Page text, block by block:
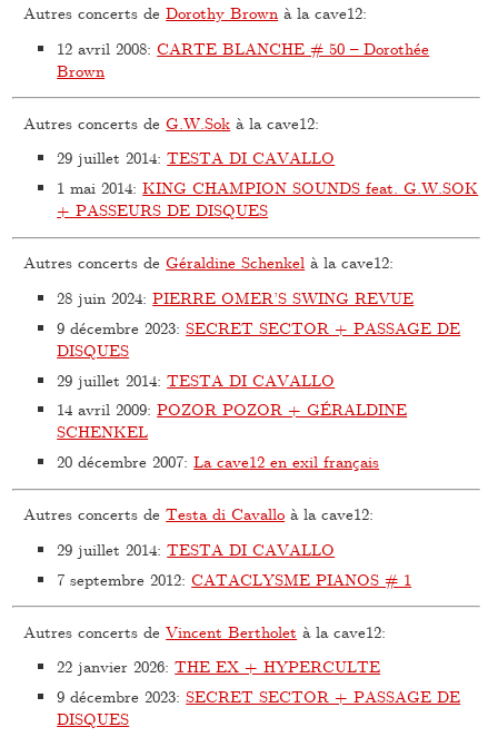
Autres concerts deDorothy Brown à la cave12:
12 avril 2008:CARTE BLANCHE # 50 – Dorothée
Brown
Autres concerts deG.W.Sok à la cave12:
29 juillet 2014:TESTA DI CAVALLO
1 mai 2014:KING CHAMPION SOUNDS feat. G.W.SOK
+ PASSEURS DE DISQUES
Autres concerts deGéraldine Schenkel à la cave12:
28 juin 2024:PIERRE OMER’S SWING REVUE
9 décembre 2023:SECRET SECTOR + PASSAGE DE
DISQUES
29 juillet 2014:TESTA DI CAVALLO
14 avril 2009:POZOR POZOR + GÉRALDINE
SCHENKEL
20 décembre 2007:La cave12 en exil français
Autres concerts deTesta di Cavallo à la cave12:
29 juillet 2014:TESTA DI CAVALLO
7 septembre 2012:CATACLYSME PIANOS # 1
Autres concerts deVincent Bertholet à la cave12:
22 janvier 2026:THE EX + HYPERCULTE
9 décembre 2023:SECRET SECTOR + PASSAGE DE
DISQUES